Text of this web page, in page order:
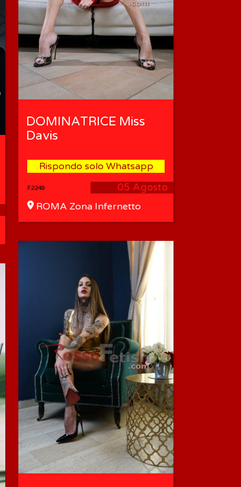
DOMINATRICE Miss
Davis
Rispondo solo Whatsapp
05 Agosto
F2249
ROMA Zona Infernetto